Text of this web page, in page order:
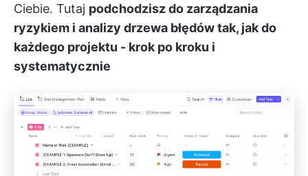
Ciebie. Tutaj podchodzisz do zarządzania
ryzykiem i analizy drzewa błędów tak, jak do
każdego projektu - krok po kroku i
systematycznie